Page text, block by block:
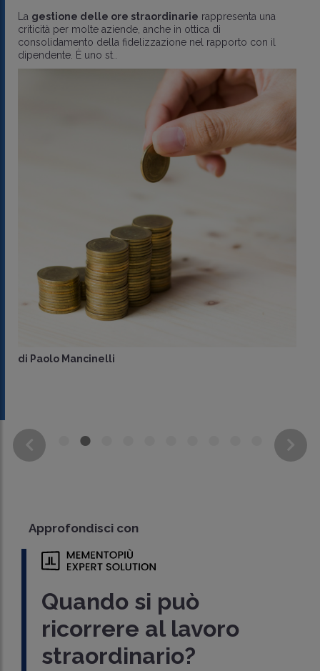
La gestione delle ore straordinarie rappresenta una
criticità per molte aziende, anche in ottica di
consolidamento della fidelizzazione nel rapporto con il
dipendente. È uno st..
di Paolo Mancinelli
Approfondisci con
Quando si può
ricorrere al lavoro
straordinario?